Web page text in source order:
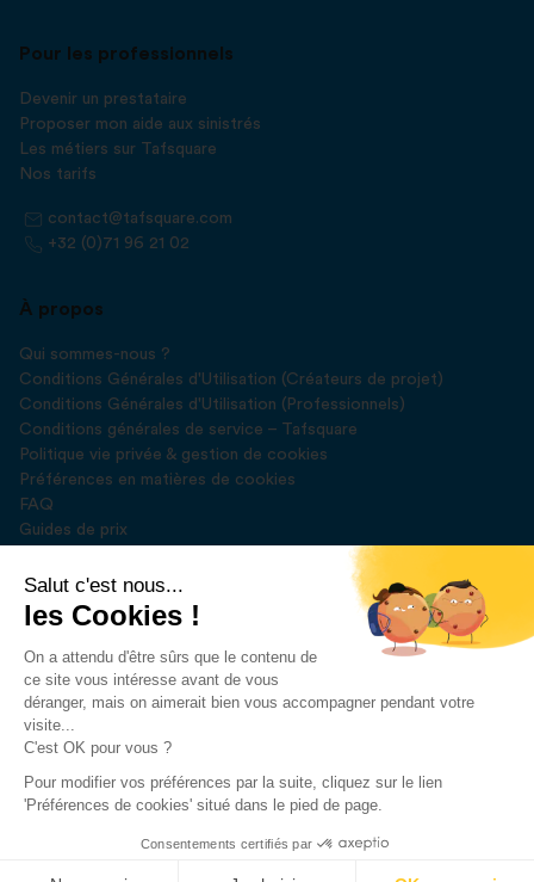
Pour les professionnels
Devenir un prestataire
Proposer mon aide aux sinistrés
Les métiers sur Tafsquare
Nos tarifs
contact@tafsquare.com
+32 (0)71 96 21 02
À propos
Qui sommes-nous ?
Conditions Générales d'Utilisation (Créateurs de projet)
Conditions Générales d'Utilisation (Professionnels)
Conditions générales de service – Tafsquare
Politique vie privée & gestion de cookies
Préférences en matières de cookies
FAQ
Guides de prix
Presse
Développé par DEUSE SPRL
Salut c'est nous...
les Cookies !
On a attendu d'être sûrs que le contenu de
ce site vous intéresse avant de vous
déranger, mais on aimerait bien vous accompagner pendant votre
visite...
C'est OK pour vous ?
Pour modifier vos préférences par la suite, cliquez sur le lien
'Préférences de cookies' situé dans le pied de page.
Consentements certifiés par